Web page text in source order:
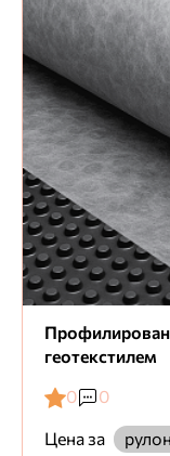
геотекстилем
0
0
Цена за
рулон